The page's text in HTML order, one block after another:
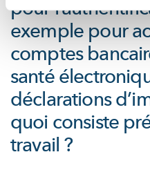
pour
exemple pour
comptes
santé
déclarations
quoi consiste
travail ?